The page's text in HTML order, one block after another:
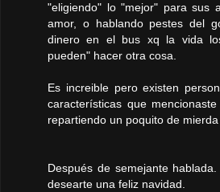
"eligiendo" lo "mejor" para sus
amor, o hablando pestes del
dinero en el bus xq la vida
pueden" hacer otra cosa.
Es increible pero existen
características que
repartiendo un poquito de
Después de semejante
desearte una feliz navidad.